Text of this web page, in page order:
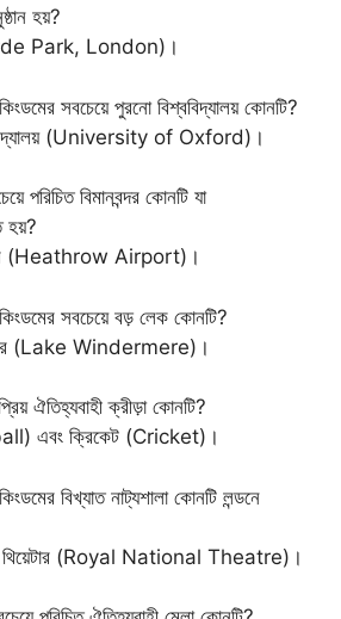
হয়?
Park, London)।
সবচেয়ে পুরনো বিশ্ববিদ্যালয় কোনটি?
(University of Oxford)।
পরিচিত বিমানবন্দর কোনটি যা
হয়?
(Heathrow Airport)।
সবচেয়ে বড় লেক কোনটি?
(Lake Windermere)।
ঐতিহ্যবাহী ক্রীড়া কোনটি?
এবং ক্রিকেট (Cricket)।
বিখ্যাত নাট্যশালা কোনটি লন্ডনে
থিয়েটার (Royal National Theatre)।